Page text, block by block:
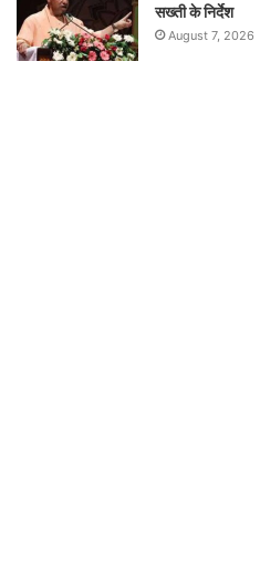
सख्ती के निर्देश
August 7, 2026